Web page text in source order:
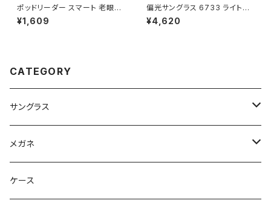
ポッドリーダー スマート 老眼鏡
シニアグラス リーディンググラス
スマホ老眼鏡 メンズ 男性 レデ
¥1,609
偏光サングラス 6733 ライトカ
ラー レンズ サングラス アウトド
ア キャンプ 釣り 運転用 ドライ
¥4,620
CATEGORY
サングラス
Ray-Ban レイバン
gucci グッチ
メガネ
Ray-Ban レイバン
ケース